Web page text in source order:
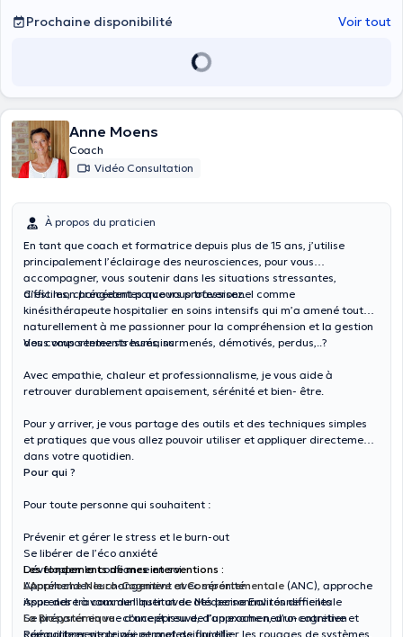
Prochaine disponibilité
Voir tout
Anne Moens
Coach
Vidéo Consultation
À propos du praticien
En tant que coach et formatrice depuis plus de 15 ans, j’utilise
principalement l’éclairage des neurosciences, pour vous
accompagner, vous soutenir dans les situations stressantes,
difficiles, changeantes que vous traversez.
C’est mon précédent parcours professionnel comme
kinésithérapeute hospitalier en soins intensifs qui m’a amené tout
naturellement à me passionner pour la compréhension et la gestion
des comportements humains.
Vous vous sentez stressés, surmenés, démotivés, perdus,..?
Avec empathie, chaleur et professionnalisme, je vous aide à
retrouver durablement apaisement, sérénité et bien- être.
Pour y arriver, je vous partage des outils et des techniques simples
et pratiques que vous allez pouvoir utiliser et appliquer directement
dans votre quotidien.
Pour qui ?
Pour toute personne qui souhaitent :
Prévenir et gérer le stress et le burn-out
Se libérer de l’éco anxiété
Développer la confiance en soi
Appréhender le changement avec sérénité
Apprendre à communiquer avec des personnalités difficiles
Se préparer en vue d’une épreuve, d’un examen, d’un entretien
Rééquilibrer vie privée et professionnelle
Les fondements de mes interventions :
L’Approche Neuro-Cognitive et Comportementale (ANC), approche
issue des travaux de l’Institut de Médecine Environnementale
La Biosystémique: concept issu de l’approche neuro-cognitive et
comportementale qui permet de fluidifier les rouages de systèmes,